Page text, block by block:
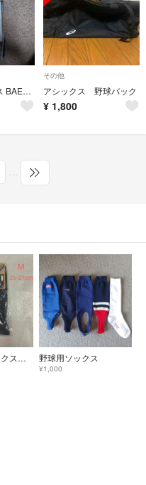
asics アシックス BAE508 野球 2Pソックス
その他
アシックス 野球バック
¥ 1,800
…
未使用 アシックス ゴールドステージプロ 野球 ソックス 2足セット 黒 紺 M 野球用ソックス
¥1,000